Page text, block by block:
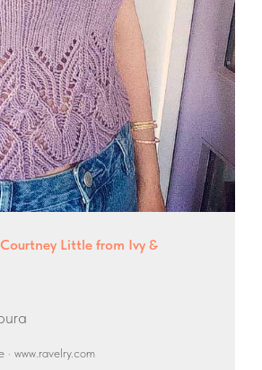
Little from Ivy &
www.ravelry.com